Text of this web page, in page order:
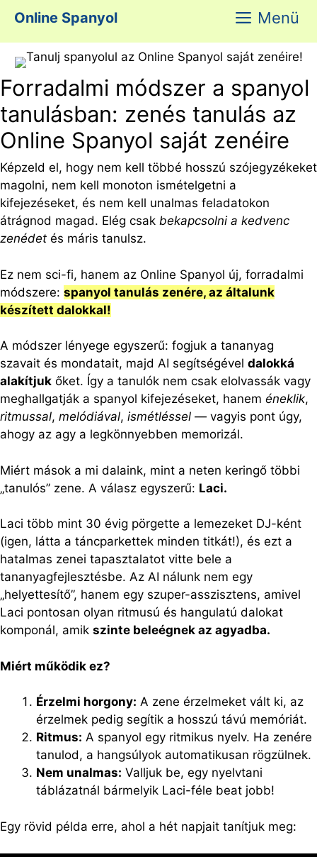
Kilépés
tartalomba
Online Spanyol Menü
Forradalmi módszer a spanyol
tanulásban: zenés tanulás az
Online Spanyol saját zenéire
Képzeld el, hogy nem kell többé hosszú szójegyzékeket
magolni, nem kell monoton ismételgetni a
kifejezéseket, és nem kell unalmas feladatokon
átrágnod magad. Elég csak bekapcsolni a kedvenc
zenédet és máris tanulsz.
Ez nem sci-fi, hanem az Online Spanyol új, forradalmi
módszere: spanyol tanulás zenére, az általunk
készített dalokkal!
A módszer lényege egyszerű: fogjuk a tananyag
szavait és mondatait, majd AI segítségével dalokká
alakítjuk őket. Így a tanulók nem csak elolvassák vagy
meghallgatják a spanyol kifejezéseket, hanem éneklik,
ritmussal, melódiával, ismétléssel — vagyis pont úgy,
ahogy az agy a legkönnyebben memorizál.
Miért mások a mi dalaink, mint a neten keringő többi
„tanulós” zene. A válasz egyszerű: Laci.
Laci több mint 30 évig pörgette a lemezeket DJ-ként
(igen, látta a táncparkettek minden titkát!), és ezt a
hatalmas zenei tapasztalatot vitte bele a
tananyagfejlesztésbe. Az AI nálunk nem egy
„helyettesítő”, hanem egy szuper-asszisztens, amivel
Laci pontosan olyan ritmusú és hangulatú dalokat
komponál, amik szinte beleégnek az agyadba.
Miért működik ez?
Érzelmi horgony: A zene érzelmeket vált ki, az
érzelmek pedig segítik a hosszú távú memóriát.
Ritmus: A spanyol egy ritmikus nyelv. Ha zenére
tanulod, a hangsúlyok automatikusan rögzülnek.
Nem unalmas: Valljuk be, egy nyelvtani
táblázatnál bármelyik Laci-féle beat jobb!
Egy rövid példa erre, ahol a hét napjait tanítjuk meg: